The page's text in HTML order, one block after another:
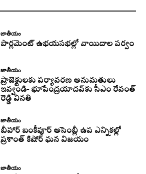
జాతీయం
పార్లమెంట్ ఉభయసభల్లో వాయిదాల పర్వం
జాతీయం
ప్రాజెక్టులకు పర్యావరణ అనుమతులు
ఇవ్వండి- భూపేంద్రయాదవ్‌కు సీఎం రేవంత్‌
రెడ్డి వినతి
జాతీయం
బీహార్ బంకీపూర్ అసెంబ్లీ ఉప ఎన్నికల్లో
ప్రశాంత్ కిషోర్ ఘన విజయం
జాతీయం